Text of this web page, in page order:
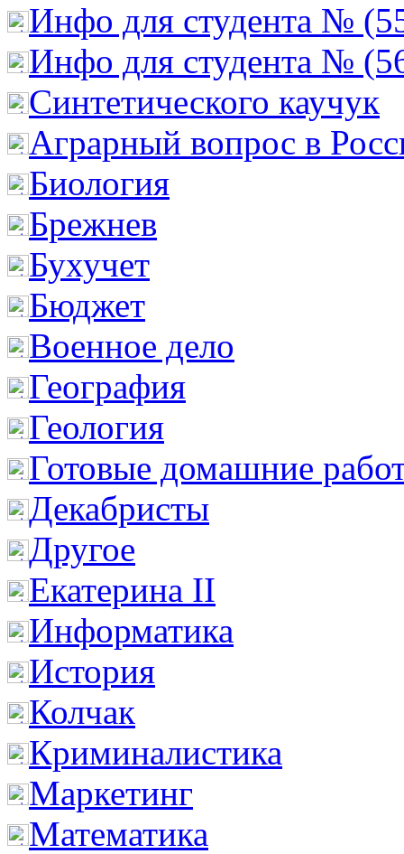
Инфо для студента №
Инфо для студента №
Cинтетического каучук
Аграрный вопрос в
Биология
Брежнев
Бухучет
Бюджет
Военное дело
География
Геология
Готовые домашние
Декабристы
Другое
Екатерина II
Информатика
История
Колчак
Криминалистика
Маркетинг
Математика